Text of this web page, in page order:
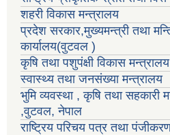
शहरी विकास मन्त्रालय
प्रदेश सरकार,मुख्यमन्त्री तथा
कार्यालय(वुटवल )
कृषि तथा पशुपंक्षी विकास मन्त्रालय
स्वास्थ्य तथा जनसंख्या मन्त्रालय
भुमि व्यवस्था , कृषि तथा सहकारी
,वुटवल, नेपाल
राष्ट्रिय परिचय पत्र तथा